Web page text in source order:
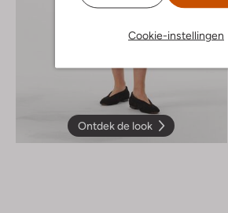
Cookie-instellingen
Ontdek de look